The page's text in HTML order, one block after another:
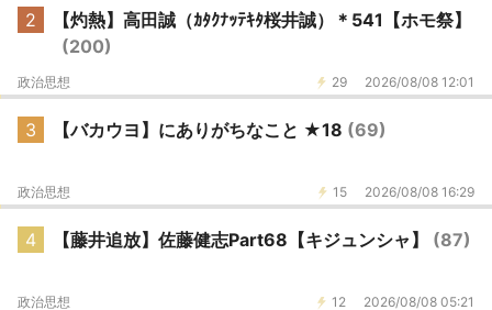
2
【灼熱】高田誠（ｶﾀｸﾅｯﾃｷﾀ桜井誠）＊541【ホモ祭】
(200)
29 2026/08/08 12:01
政治思想
3 【バカウヨ】にありがちなこと ★18 (69)
15 2026/08/08 16:29
政治思想
4 【藤井追放】佐藤健志Part68【キジュンシャ】 (87)
12 2026/08/08 05:21
政治思想